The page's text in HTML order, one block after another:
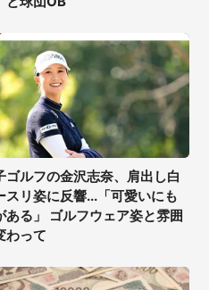
ゴルフの金沢志奈、肩出し白
スリ姿に反響...「可愛いにも
ある」 ゴルフウェア姿と雰囲
わって